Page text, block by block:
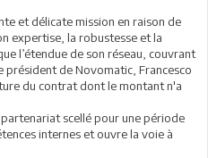
et délicate mission en raison de
expertise, la robustesse et la
l’étendue de son réseau, couvrant
président de Novomatic, Francesco
du contrat dont le montant n'a
scellé pour une période
internes et ouvre la voie à